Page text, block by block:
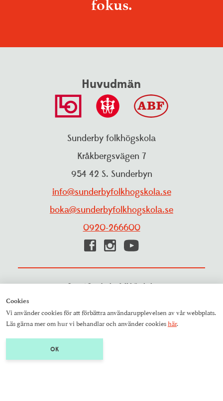
Talande webb Translate
fokus.
Huvudmän
Sunderby folkhögskola
Kråkbergsvägen 7
954 42 S. Sunderbyn
info@sunderbyfolkhogskola.se
boka@sunderbyfolkhogskola.se
0920-266600
© 2026 Sunderby folkhögskola
Cookies
Vi använder cookies för att förbättra användarupplevelsen av vår webbplats.
Läs gärna mer om hur vi behandlar och använder cookieshär.
OK